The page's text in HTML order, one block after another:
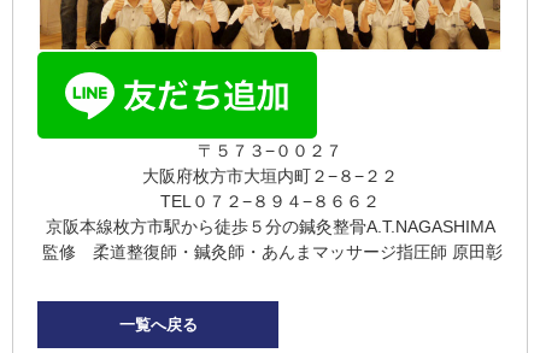
〒５７３−００２７
大阪府枚方市大垣内町２−８−２２
TEL０７２−８９４−８６６２
京阪本線枚方市駅から徒歩５分の鍼灸整骨A.T.NAGASHIMA
監修 柔道整復師・鍼灸師・あんまマッサージ指圧師 原田彰
一覧へ戻る